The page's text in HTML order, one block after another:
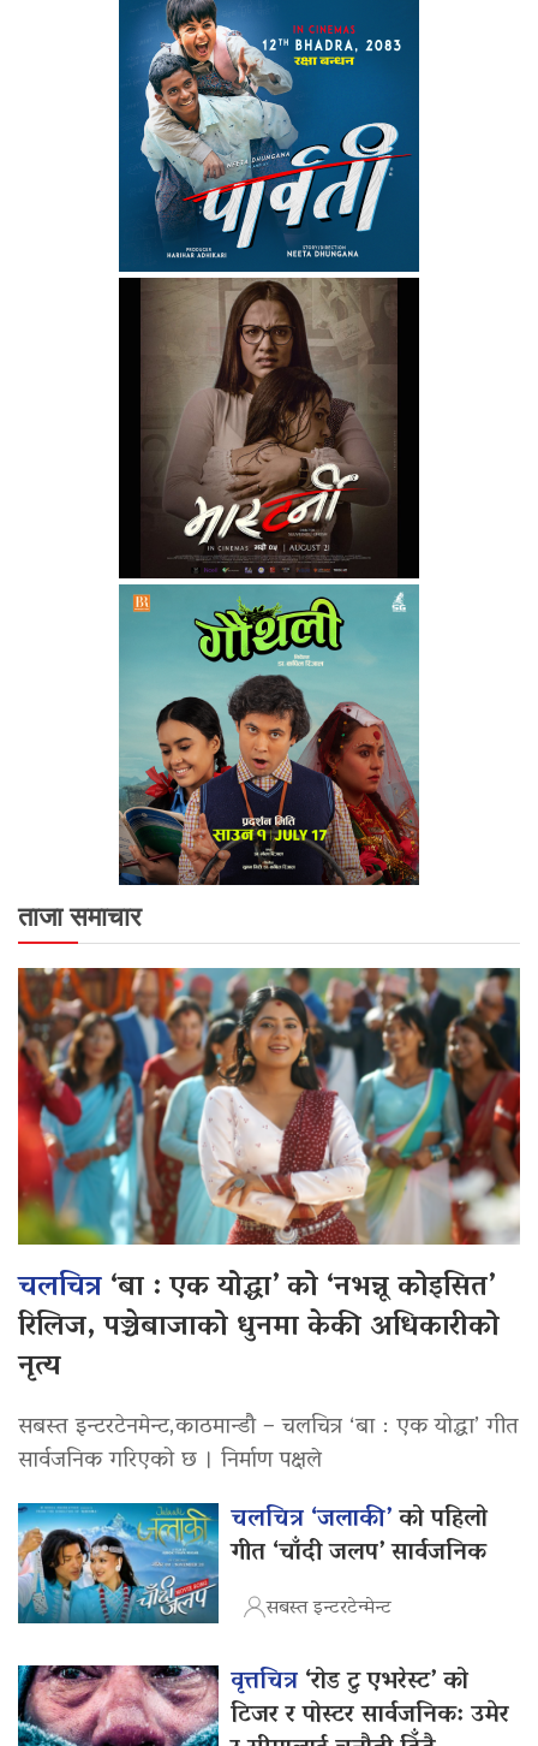
ताजा समाचार
चलचित्र‘बा : एक योद्धा’ को ‘नभन्नू कोइसित’
रिलिज, पञ्चेबाजाको धुनमा केकी अधिकारीको
नृत्य
सबस्त इन्टरटेनमेन्ट,काठमान्डौ – चलचित्र ‘बा : एक योद्धा’ गीत
सार्वजनिक गरिएको छ । निर्माण पक्षले
चलचित्र ‘जलाकी’को पहिलो
गीत ‘चाँदी जलप’ सार्वजनिक
सबस्त इन्टरटेन्मेन्ट
वृत्तचित्र‘रोड टु एभरेस्ट’ को
टिजर र पोस्टर सार्वजनिक: उमेर